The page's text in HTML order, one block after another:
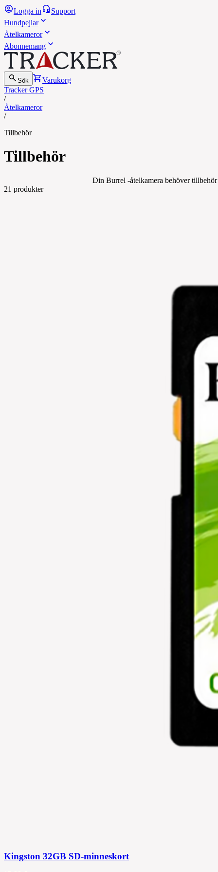
Logga in
Support
Hundpejlar
Åtelkameror
Abonnemang
Sök
Varukorg
Tracker GPS
/
Åtelkameror
/
Tillbehör
Tillbehör
Din Burrel -åtelkamera behöver
21 produkter
Kingston 32GB SD-minneskort